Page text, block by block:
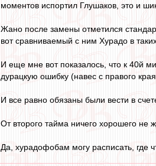
моментов испортил Глушаков, это и
Жано после замены отметился
вот сравниваемый с ним Хурадо в
И еще мне вот показалось, что к 40й
дурацкую ошибку (навес с правого
И все равно обязаны были вести в
От второго тайма ничего хорошего не
Да, хурадофобам могу расписать, где